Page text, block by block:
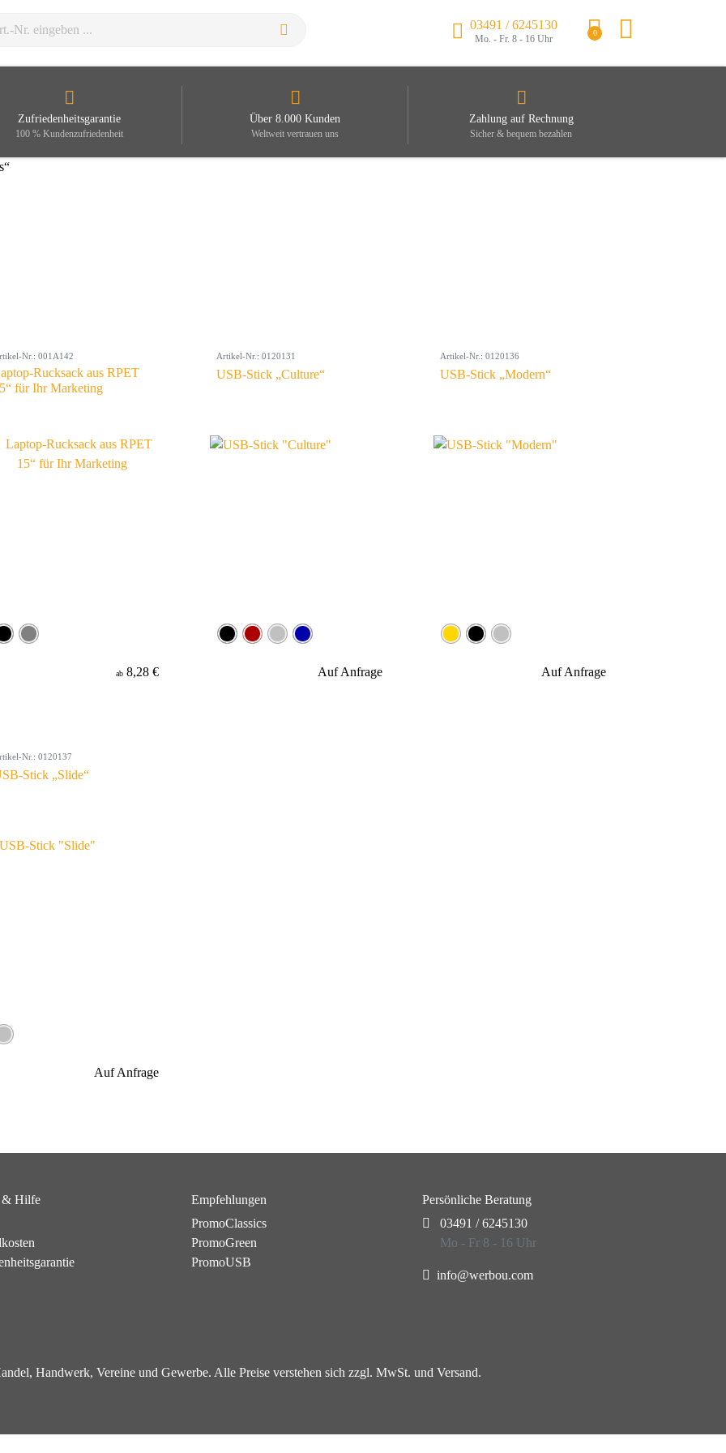
03491 / 6245130
Mo. - Fr. 8 - 16 Uhr
0
Zufriedenheitsgarantie
100 % Kundenzufriedenheit
Über 8.000 Kunden
Weltweit vertrauen uns
Zahlung auf Rechnung
Sicher & bequem bezahlen
Nr.: 001A142
Rucksack aus RPET
für Ihr Marketing
ab 8,28 €
Artikel-Nr.: 0120131
USB-Stick „Culture“
Auf Anfrage
Artikel-Nr.: 0120136
USB-Stick „Modern“
Auf Anfrage
Nr.: 0120137
Stick „Slide“
Auf Anfrage
& Hilfe
Empfehlungen
PromoClassics
PromoGreen
PromoUSB
Persönliche Beratung
03491 / 6245130
Mo - Fr 8 - 16 Uhr
info@werbou.com
Handwerk, Vereine und Gewerbe. Alle Preise verstehen sich zzgl. MwSt. und Versand.